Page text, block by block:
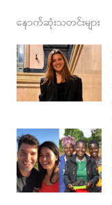
c
e
b
o
k
s
t
a
g
a
m
s
နောက်ဆုံးသတင်းများ